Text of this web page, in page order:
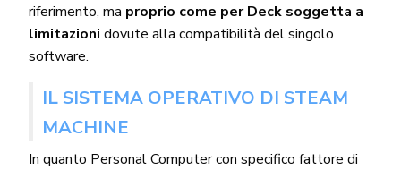
riferimento, ma proprio come per Deck soggetta a
limitazioni dovute alla compatibilità del singolo
software.
IL SISTEMA OPERATIVO DI STEAM
MACHINE
In quanto Personal Computer con specifico fattore di